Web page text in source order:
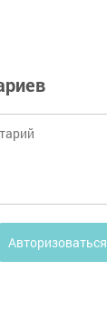
Авторизоваться